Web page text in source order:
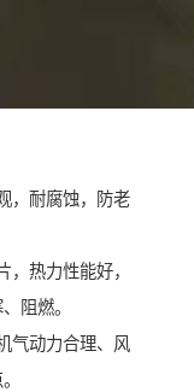
，耐腐蚀，防老
，热力性能好，
阻燃。
气动力合理、风